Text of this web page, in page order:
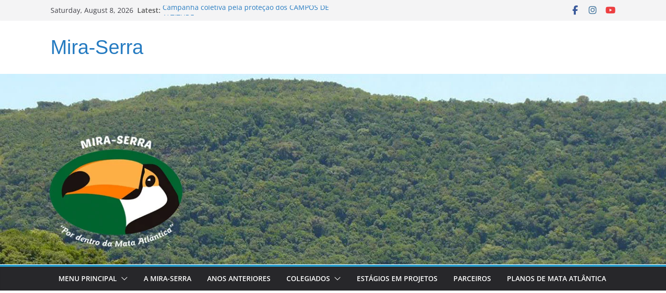
Saturday, August 8, 2026 Latest: Campanha coletiva pela proteção dos CAMPOS DE
Mira-Serra
MENU PRINCIPAL A MIRA-SERRA ANOS ANTERIORES COLEGIADOS ESTÁGIOS EM PROJETOS PARCEIROS PLANOS DE MATA ATLÂNTICA